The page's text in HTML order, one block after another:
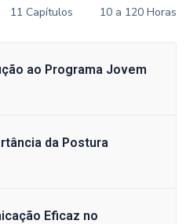
11 Capítulos 10 a 120 Horas
ao Programa Jovem
da Postura
Eficaz no